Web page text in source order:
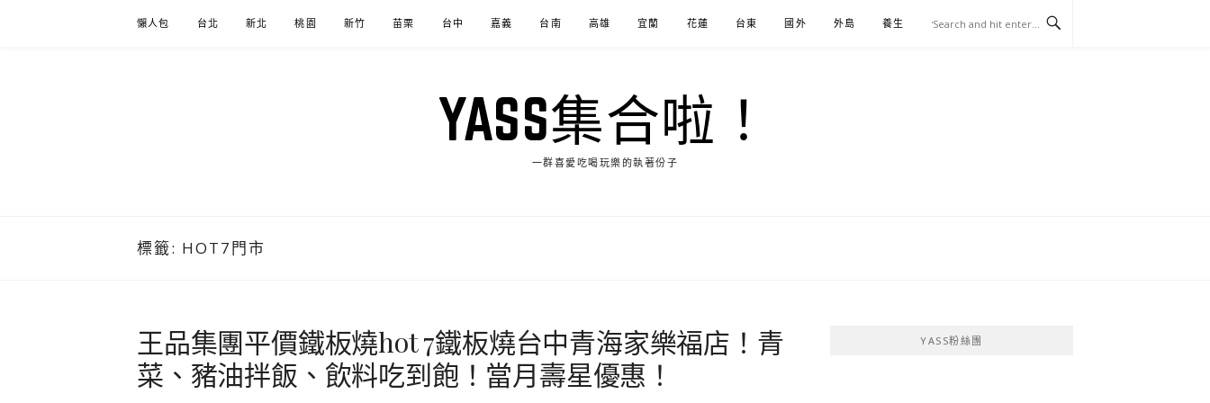
懶人包 台北 新北 桃園 新竹 苗栗 台中 嘉義 台南 高雄 宜蘭 花蓮 台東 國外 外島 養生 伴手禮
YASS集合啦！
一群喜愛吃喝玩樂的執著份子
標籤: HOT7門市
王品集團平價鐵板燒hot 7鐵板燒台中青海家樂福店！青
菜、豬油拌飯、飲料吃到飽！當月壽星優惠！
YASS粉絲團